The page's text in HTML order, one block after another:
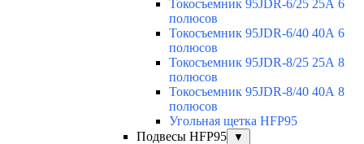
Токосъемник 95JDR-6/25 25А 6
полюсов
Токосъемник 95JDR-6/40 40А 6
полюсов
Токосъемник 95JDR-8/25 25А 8
полюсов
Токосъемник 95JDR-8/40 40А 8
полюсов
Угольная щетка HFP95
Подвесы HFP95
▼